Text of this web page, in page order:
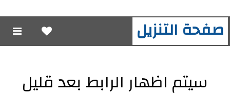
صفحة التنزيل
سيتم اظهار الرابط بعد قليل